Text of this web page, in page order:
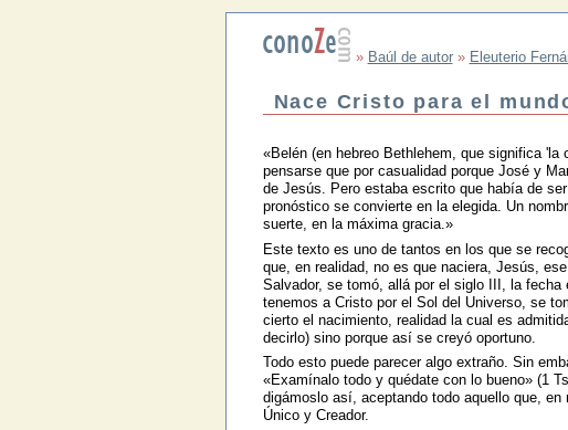
» Baúl de autor» Eleuterio
Nace Cristo para el
«Belén (en hebreo Bethlehem, que significa
pensarse que por casualidad porque José y
de Jesús. Pero estaba escrito que había de
pronóstico se convierte en la elegida. Un
suerte, en la máxima gracia.»
Este texto es uno de tantos en los que se
que, en realidad, no es que naciera, Jesús,
Salvador, se tomó, allá por el siglo III, la
tenemos a Cristo por el Sol del Universo, se
cierto el nacimiento, realidad la cual es
decirlo) sino porque así se creyó oportuno.
Todo esto puede parecer algo extraño. Sin
«Examínalo todo y quédate con lo bueno» (1
digámoslo así, aceptando todo aquello que,
Único y Creador.